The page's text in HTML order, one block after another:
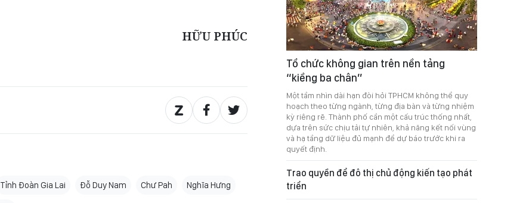
HỮU PHÚC
Tỉnh Đoàn Gia Lai Đỗ Duy Nam Chư Pah Nghĩa Hưng
Tổ chức không gian trên nền tảng
“kiềng ba chân”
Một tầm nhìn dài hạn đòi hỏi TPHCM không thể quy
hoạch theo từng ngành, từng địa bàn và từng nhiệm
kỳ riêng rẽ. Thành phố cần một cấu trúc thống nhất,
dựa trên sức chịu tải tự nhiên, khả năng kết nối vùng
và hạ tầng dữ liệu đủ mạnh để dự báo trước khi ra
quyết định.
Trao quyền để đô thị chủ động kiến tạo phát
triển